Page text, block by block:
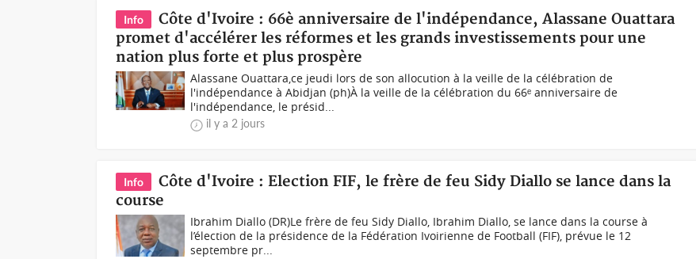
Info
Côte d'Ivoire : 66è anniversaire de l'indépendance, Alassane Ouattara
promet d'accélérer les réformes et les grands investissements pour une
nation plus forte et plus prospère
Alassane Ouattara,ce jeudi lors de son allocution à la veille de la célébration de
l'indépendance à Abidjan (ph)À la veille de la célébration du 66ᵉ anniversaire de
l'indépendance, le présid...
il y a 2 jours
Info
Côte d'Ivoire : Election FIF, le frère de feu Sidy Diallo se lance dans la
course
Ibrahim Diallo (DR)Le frère de feu Sidy Diallo, Ibrahim Diallo, se lance dans la course à
l’élection de la présidence de la Fédération Ivoirienne de Football (FIF), prévue le 12
septembre pr...